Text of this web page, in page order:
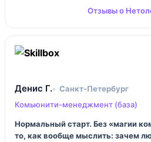
Отзывы о
Денис Г.
Санкт‑Петербург
Комьюнити-менеджмент (база)
Нормальный старт. Без «магии
то, как вообще мыслить: зачем